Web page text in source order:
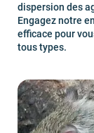
dispersion des
Engagez notre
efficace pour
tous types.